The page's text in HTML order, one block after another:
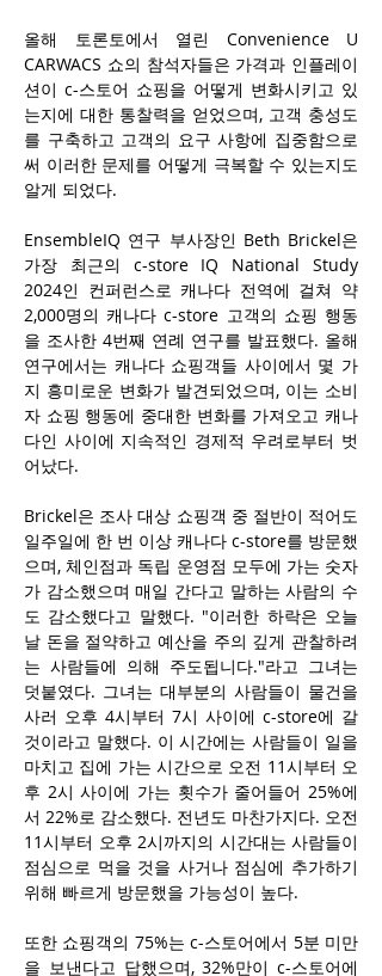
올해 토론토에서 열린 Convenience U
CARWACS 쇼의 참석자들은 가격과 인플레이
션이 c-스토어 쇼핑을 어떻게 변화시키고 있
는지에 대한 통찰력을 얻었으며, 고객 충성도
를 구축하고 고객의 요구 사항에 집중함으로
써 이러한 문제를 어떻게 극복할 수 있는지도
알게 되었다.
EnsembleIQ 연구 부사장인 Beth Brickel은
가장 최근의 c-store IQ National Study
2024인 컨퍼런스로 캐나다 전역에 걸쳐 약
2,000명의 캐나다 c-store 고객의 쇼핑 행동
을 조사한 4번째 연례 연구를 발표했다. 올해
연구에서는 캐나다 쇼핑객들 사이에서 몇 가
지 흥미로운 변화가 발견되었으며, 이는 소비
자 쇼핑 행동에 중대한 변화를 가져오고 캐나
다인 사이에 지속적인 경제적 우려로부터 벗
어났다.
Brickel은 조사 대상 쇼핑객 중 절반이 적어도
일주일에 한 번 이상 캐나다 c-store를 방문했
으며, 체인점과 독립 운영점 모두에 가는 숫자
가 감소했으며 매일 간다고 말하는 사람의 수
도 감소했다고 말했다. "이러한 하락은 오늘
날 돈을 절약하고 예산을 주의 깊게 관찰하려
는 사람들에 의해 주도됩니다."라고 그녀는
덧붙였다. 그녀는 대부분의 사람들이 물건을
사러 오후 4시부터 7시 사이에 c-store에 갈
것이라고 말했다. 이 시간에는 사람들이 일을
마치고 집에 가는 시간으로 오전 11시부터 오
후 2시 사이에 가는 횟수가 줄어들어 25%에
서 22%로 감소했다. 전년도 마찬가지다. 오전
11시부터 오후 2시까지의 시간대는 사람들이
점심으로 먹을 것을 사거나 점심에 추가하기
위해 빠르게 방문했을 가능성이 높다.
또한 쇼핑객의 75%는 c-스토어에서 5분 미만
을 보낸다고 답했으며, 32%만이 c-스토어에